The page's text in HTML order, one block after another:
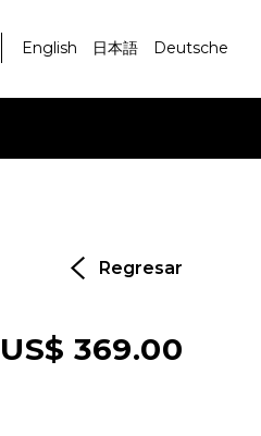
English 日本語 Deutsche
Regresar
US$ 369.00